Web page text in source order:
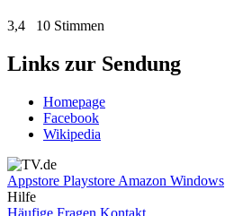
3,4 10 Stimmen
Links zur Sendung
Homepage
Facebook
Wikipedia
Appstore Playstore Amazon Windows
Hilfe
Häufige Fragen Kontakt